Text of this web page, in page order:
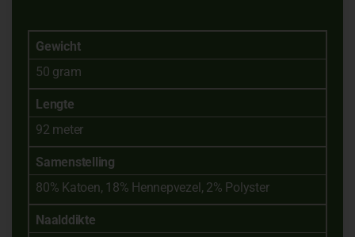
Gewicht
50 gram
Lengte
92 meter
Samenstelling
80% Katoen, 18% Hennepvezel, 2% Polyster
Naalddikte